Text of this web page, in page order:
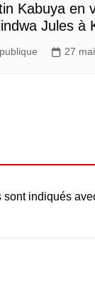
Kabuya en
Jules à
27
sont indiqués